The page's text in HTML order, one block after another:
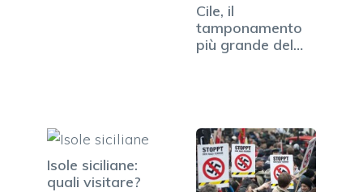
Cile, il
tamponamento
più grande del
Isole siciliane:
quali visitare?